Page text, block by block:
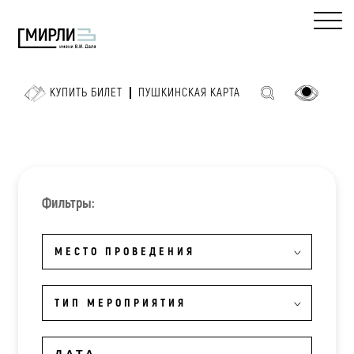
КУПИТЬ БИЛЕТ ПУШКИНСКАЯ КАРТА
Фильтры:
МЕСТО ПРОВЕДЕНИЯ
ТИП МЕРОПРИЯТИЯ